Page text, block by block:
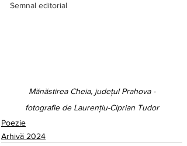
Semnal editorial
Mănăstirea Cheia, județul Prahova -
fotografie de Laurențiu-Ciprian Tudor
Poezie
Arhivă 2024